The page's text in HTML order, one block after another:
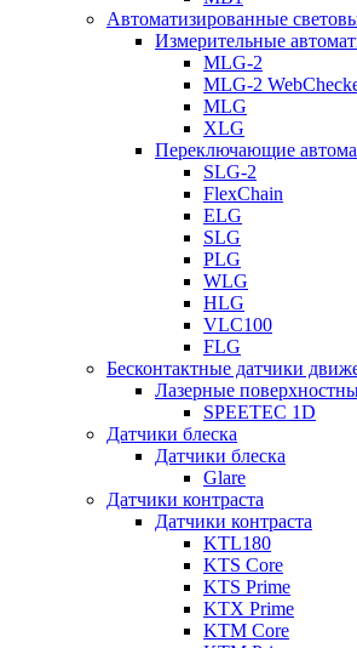
Автоматизированные
Измерительные
MLG-2
MLG-2
MLG
XLG
Переключающие
SLG-2
FlexChain
ELG
SLG
PLG
WLG
HLG
VLC100
FLG
Бесконтактные датчики
Лазерные
SPEETEC 1D
Датчики блеска
Датчики блеска
Glare
Датчики контраста
Датчики контраста
KTL180
KTS Core
KTS Prime
KTX Prime
KTM Core